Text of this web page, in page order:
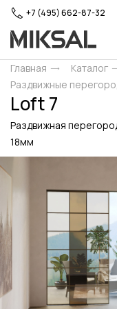
+7 (495) 662-87-32
Главная Каталог
Раздвижные
Loft 7
Раздвижная
18мм